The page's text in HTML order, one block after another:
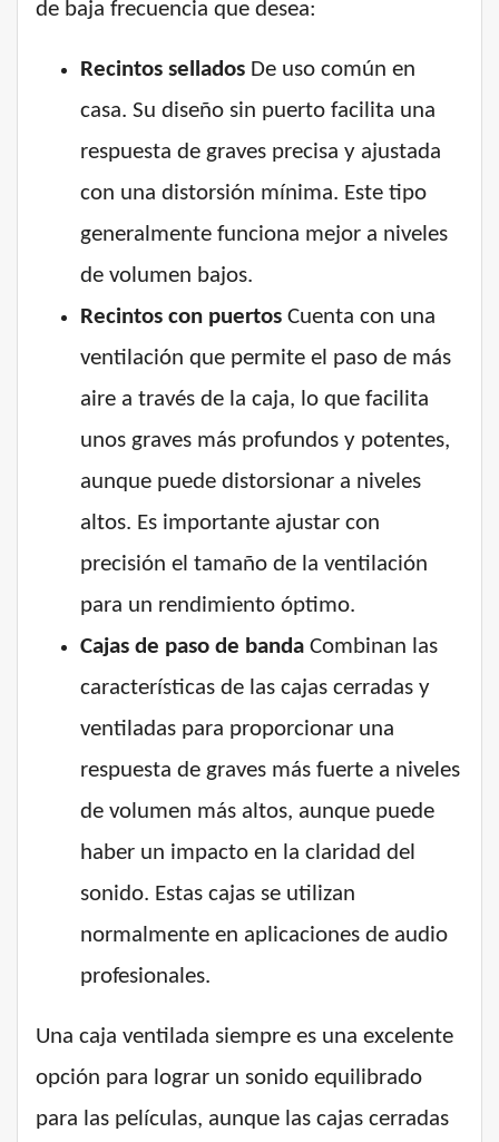
de baja frecuencia que desea:
Recintos sellados De uso común en
casa. Su diseño sin puerto facilita una
respuesta de graves precisa y ajustada
con una distorsión mínima. Este tipo
generalmente funciona mejor a niveles
de volumen bajos.
Recintos con puertos Cuenta con una
ventilación que permite el paso de más
aire a través de la caja, lo que facilita
unos graves más profundos y potentes,
aunque puede distorsionar a niveles
altos. Es importante ajustar con
precisión el tamaño de la ventilación
para un rendimiento óptimo.
Cajas de paso de banda Combinan las
características de las cajas cerradas y
ventiladas para proporcionar una
respuesta de graves más fuerte a niveles
de volumen más altos, aunque puede
haber un impacto en la claridad del
sonido. Estas cajas se utilizan
normalmente en aplicaciones de audio
profesionales.
Una caja ventilada siempre es una excelente
opción para lograr un sonido equilibrado
para las películas, aunque las cajas cerradas